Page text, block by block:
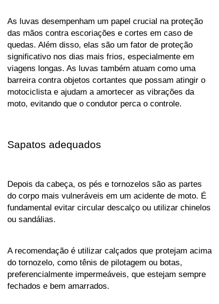
As luvas desempenham um papel crucial na proteção
das mãos contra escoriações e cortes em caso de
quedas. Além disso, elas são um fator de proteção
significativo nos dias mais frios, especialmente em
viagens longas. As luvas também atuam como uma
barreira contra objetos cortantes que possam atingir o
motociclista e ajudam a amortecer as vibrações da
moto, evitando que o condutor perca o controle.
Sapatos adequados
Depois da cabeça, os pés e tornozelos são as partes
do corpo mais vulneráveis em um acidente de moto. É
fundamental evitar circular descalço ou utilizar chinelos
ou sandálias.
A recomendação é utilizar calçados que protejam acima
do tornozelo, como tênis de pilotagem ou botas,
preferencialmente impermeáveis, que estejam sempre
fechados e bem amarrados.